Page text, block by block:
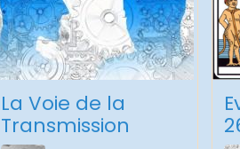
La Voie de la
Transmission